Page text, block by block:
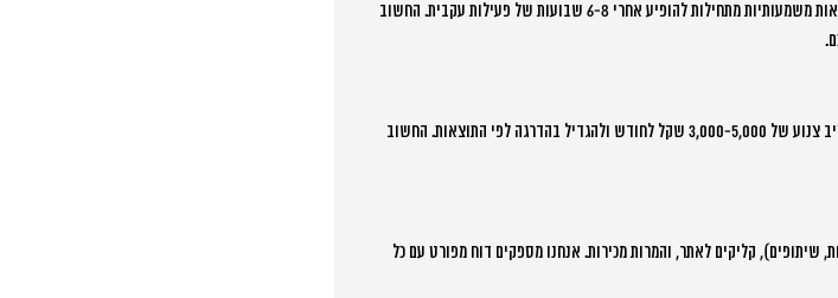
בדרך כלל תוצאות ראשוניות נראות כבר אחרי 2-3 שבועות, אבל תוצאות משמעותיות מתחילות להופיע אחרי 6-8 שבועות של פעילות עקבית. החשוב
התקציב תלוי במטרות ובהיקף הפעילות, אבל אפשר להתחיל עם תקציב צנוע של 3,000-5,000 שקל לחודש ולהגדיל בהדרגה לפי התוצאות. החשוב
קליקים לאתר, והמרות מכירות. אנחנו מספקים דוח מפורט עם כל